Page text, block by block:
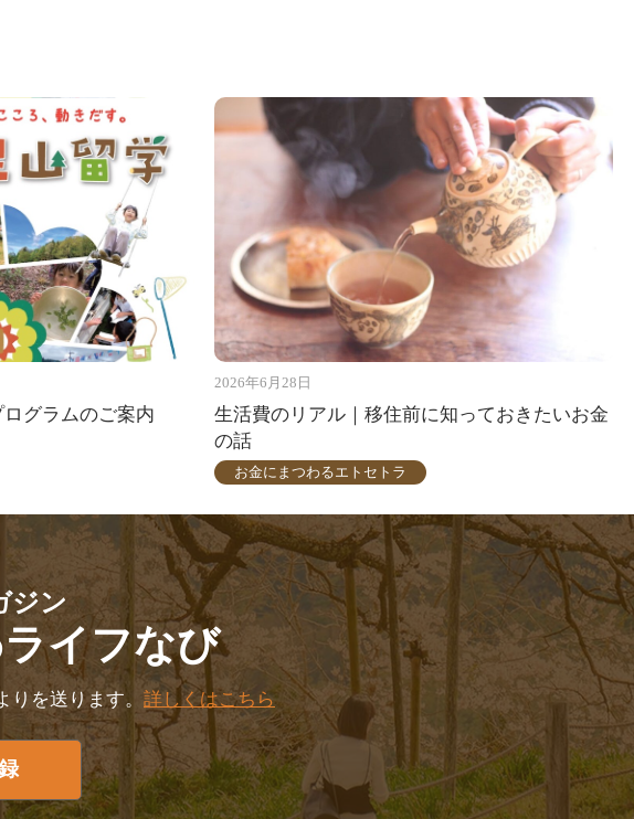
グラムのご案内
2026年6月28日
生活費のリアル｜移住前に知っておきたいお金
の話
お金にまつわるエトセトラ
ジン
イフなび
を送ります。 詳しくはこちら